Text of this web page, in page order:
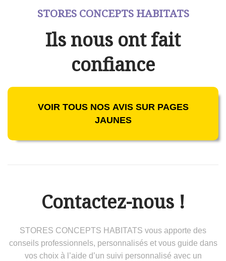
STORES CONCEPTS HABITATS
Ils nous ont fait
confiance
VOIR TOUS NOS AVIS SUR PAGES
JAUNES
Contactez-nous !
STORES CONCEPTS HABITATS vous apporte des
conseils professionnels, personnalisés et vous guide dans
vos choix à l’aide d’un suivi personnalisé avec un